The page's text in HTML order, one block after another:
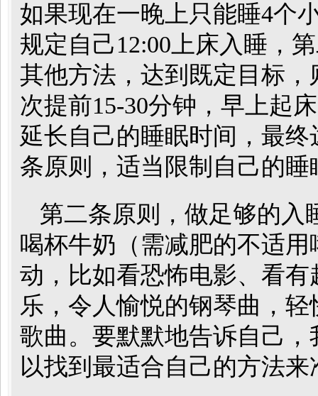
如果现在一晚上只能睡4个
规定自己12:00上床入睡，
其他方法，达到既定目标
次提前15-30分钟，早上起
延长自己的睡眠时间，最
条原则，适当限制自己的睡
第二条原则，做足够的入
喝杯牛奶（需减肥的不适
动，比如看恐怖电影、看
乐，令人愉悦的钢琴曲，
歌曲。要默默地告诉自己
以找到最适合自己的方法